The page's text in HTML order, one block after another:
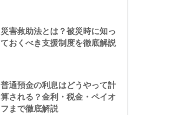
災害救助法とは？被災時に知っ
ておくべき支援制度を徹底解説
普通預金の利息はどうやって計
算される？金利・税金・ペイオ
フまで徹底解説